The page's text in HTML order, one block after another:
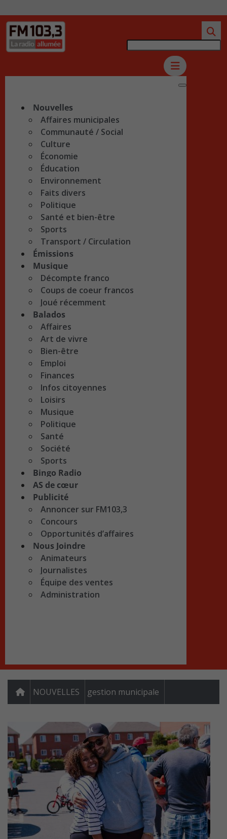
Nouvelles
Affaires municipales
Communauté / Social
Culture
Économie
Éducation
Environnement
Faits divers
Politique
Santé et bien-être
Sports
Transport / Circulation
Émissions
Musique
Décompte franco
Coups de coeur francos
Joué récemment
Balados
Affaires
Art de vivre
Bien-être
Emploi
Finances
Infos citoyennes
Loisirs
Musique
Politique
Santé
Société
Sports
Bingo Radio
AS de cœur
Publicité
Annoncer sur FM103,3
Concours
Opportunités d’affaires
Nous Joindre
Animateurs
Journalistes
Équipe des ventes
Administration
NOUVELLES gestion municipale